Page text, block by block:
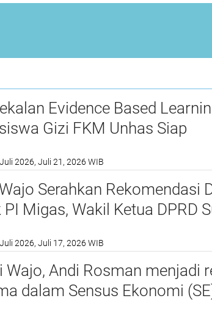
Evidence Based
Gizi FKM Unhas Siap
Masalah Gizi di
2026, Juli 21, 2026 WIB
Serahkan Rekomendasi
PI Migas, Wakil Ketua DPRD
RDP Demi Keadilan Daerah
2026, Juli 17, 2026 WIB
Wajo, Andi Rosman menjadi
dalam Sensus Ekonomi